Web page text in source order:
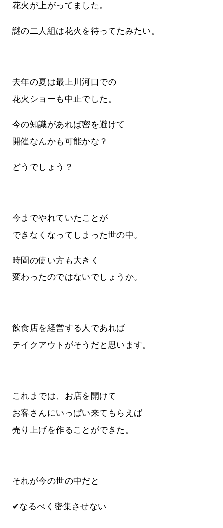
花火が上がってました。
謎の二人組は花火を待ってたみたい。
去年の夏は最上川河口での
花火ショーも中止でした。
今の知識があれば密を避けて
開催なんかも可能かな？
どうでしょう？
今までやれていたことが
できなくなってしまった世の中。
時間の使い方も大きく
変わったのではないでしょうか。
飲食店を経営する人であれば
テイクアウトがそうだと思います。
これまでは、お店を開けて
お客さんにいっぱい来てもらえば
売り上げを作ることができた。
それが今の世の中だと
✔なるべく密集させない